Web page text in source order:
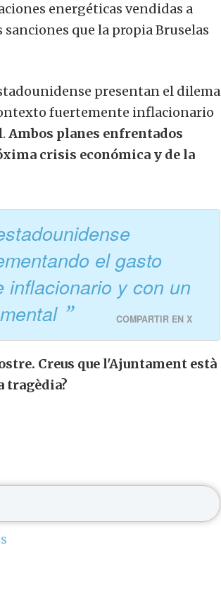
energéticas vendidas a
que la propia Bruselas
presentan el dilema
fuertemente inflacionario
Ambos planes enfrentados
crisis económica y de la
el gasto
inflacionario y con un
COMPARTIR EN X
Creus que l'Ajuntament està
tragèdia?